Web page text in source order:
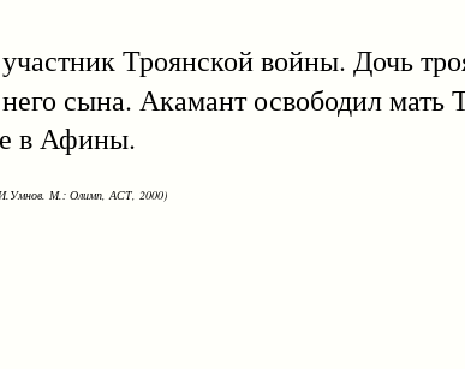
Троянской войны. Дочь
сына. Акамант освободил мать
в Афины.
М.: Олимп, АСТ, 2000)